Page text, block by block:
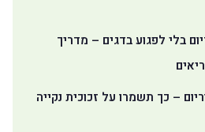
בלי לפגוע בדגים – מדריך
– כך תשמרו על זכוכית נקייה